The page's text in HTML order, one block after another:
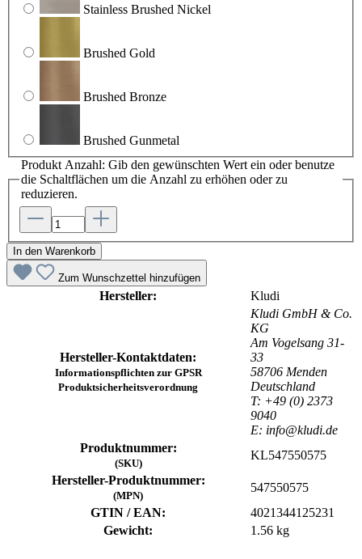
Stainless Brushed Nickel
Brushed Gold
Brushed Bronze
Brushed Gunmetal
Produkt Anzahl: Gib den gewünschten Wert ein oder benutze
die Schaltflächen um die Anzahl zu erhöhen oder zu
reduzieren.
In den Warenkorb
Zum Wunschzettel hinzufügen
Hersteller: Kludi
Hersteller-Kontaktdaten:
Informationspflichten zur GPSR
Produktsicherheitsverordnung
Kludi GmbH & Co.
KG
Am Vogelsang 31-
33
58706 Menden
Deutschland
T: +49 (0) 2373
9040
E: info@kludi.de
Produktnummer:
(SKU)
KL547550575
Hersteller-Produktnummer:
(MPN)
547550575
GTIN / EAN:
4021344125231
Gewicht:
1.56 kg